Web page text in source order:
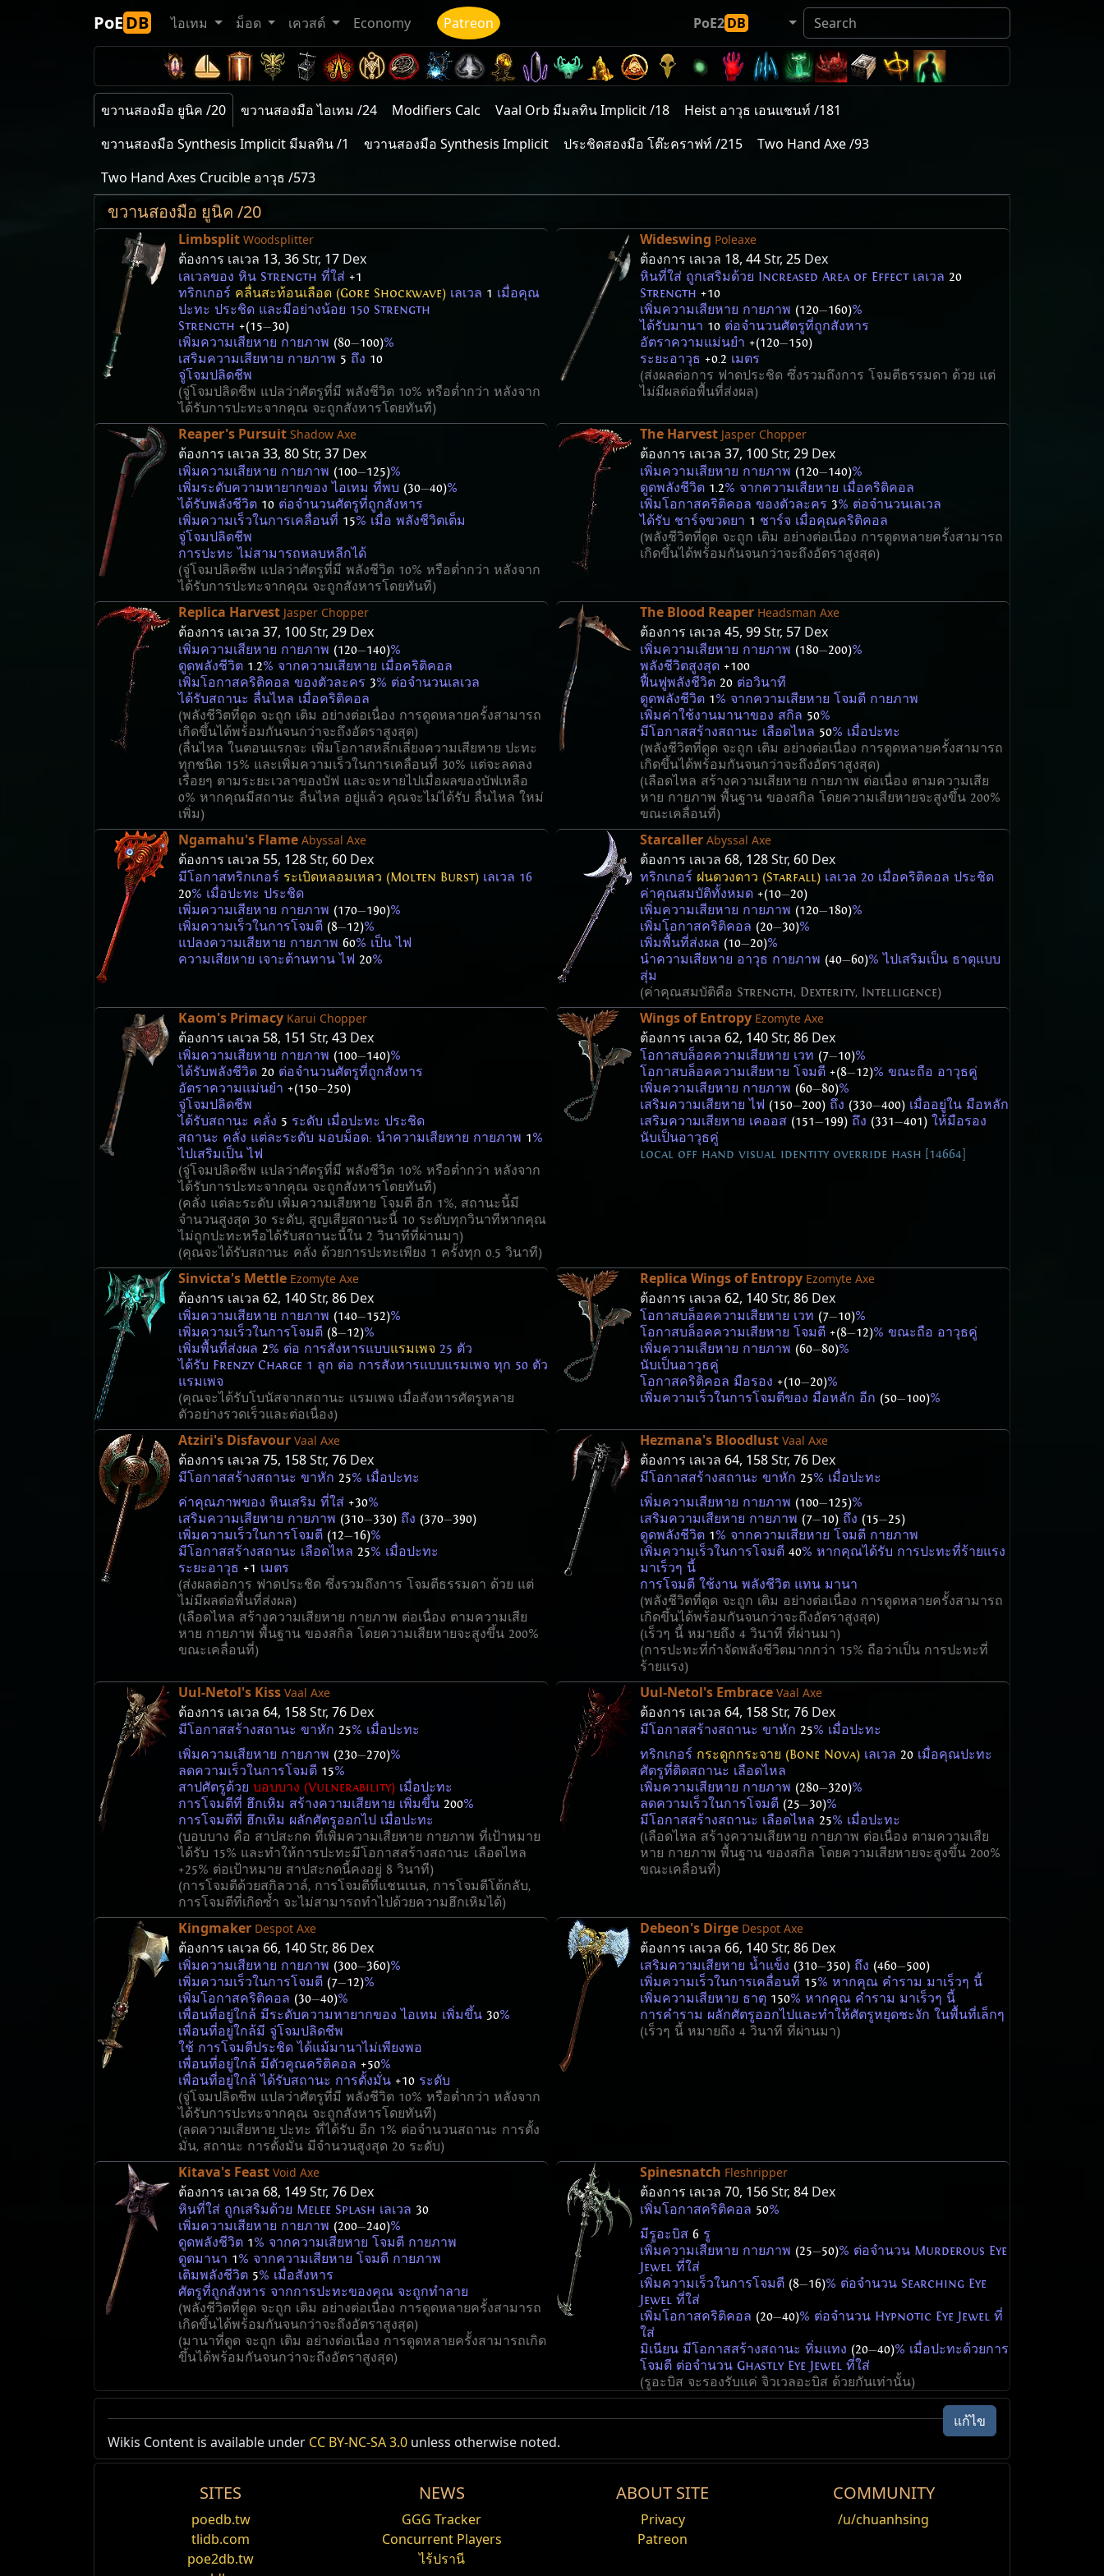
PoEDB ไอเทม ม็อด เควสต์ Economy Patreon PoE2DB
ขวานสองมือ ยูนิค /20 ขวานสองมือ ไอเทม /24 Modifiers Calc Vaal Orb มีมลทิน Implicit /18
Heist อาวุธ เอนแชนท์ /181
ขวานสองมือ Synthesis Implicit มีมลทิน /1
ขวานสองมือ Synthesis Implicit ประชิดสองมือ โต๊ะคราฟท์ /215
Two Hand Axe /93
Two Hand Axes Crucible อาวุธ /573
ขวานสองมือ ยูนิค /20
Limbsplit Woodsplitter
ต้องการ เลเวล 13, 36Str, 17 Dex
เลเวลของ หิน Strength ที่ใส่ +1
ทริกเกอร์ คลื่นสะท้อนเลือด (Gore Shockwave) เลเวล 1 เมื่อคุณ
ปะทะ ประชิด และมีอย่างน้อย 150 Strength
Strength +(15—30)
เพิ่มความเสียหาย กายภาพ (80—100)%
เสริมความเสียหาย กายภาพ 5 ถึง 10
จู่โจมปลิดชีพ
(จู่โจมปลิดชีพ แปลว่าศัตรูที่มี พลังชีวิต 10% หรือต่ำกว่า หลังจาก
ได้รับการปะทะจากคุณ จะถูกสังหารโดยทันที)
Wideswing Poleaxe
ต้องการ เลเวล 18, 44Str, 25 Dex
หินที่ใส่ ถูกเสริมด้วย Increased Area of Effect เลเวล 20
Strength +10
เพิ่มความเสียหาย กายภาพ (120—160)%
ได้รับมานา 10 ต่อจำนวนศัตรูที่ถูกสังหาร
อัตราความแม่นยำ +(120—150)
ระยะอาวุธ +0.2 เมตร
(ส่งผลต่อการ ฟาดประชิด ซึ่งรวมถึงการ โจมตีธรรมดา ด้วย แต่
ไม่มีผลต่อพื้นที่ส่งผล)
Reaper's Pursuit Shadow Axe
ต้องการ เลเวล 33, 80Str, 37 Dex
เพิ่มความเสียหาย กายภาพ (100—125)%
เพิ่มระดับความหายากของ ไอเทม ที่พบ (30—40)%
ได้รับพลังชีวิต 10 ต่อจำนวนศัตรูที่ถูกสังหาร
เพิ่มความเร็วในการเคลื่อนที่ 15% เมื่อ พลังชีวิตเต็ม
จู่โจมปลิดชีพ
การปะทะ ไม่สามารถหลบหลีกได้
(จู่โจมปลิดชีพ แปลว่าศัตรูที่มี พลังชีวิต 10% หรือต่ำกว่า หลังจาก
ได้รับการปะทะจากคุณ จะถูกสังหารโดยทันที)
The Harvest Jasper Chopper
ต้องการ เลเวล 37, 100Str, 29 Dex
เพิ่มความเสียหาย กายภาพ (120—140)%
ดูดพลังชีวิต 1.2% จากความเสียหาย เมื่อคริติคอล
เพิ่มโอกาสคริติคอล ของตัวละคร 3% ต่อจำนวนเลเวล
ได้รับ ชาร์จขวดยา 1 ชาร์จ เมื่อคุณคริติคอล
(พลังชีวิตที่ดูด จะถูก เติม อย่างต่อเนื่อง การดูดหลายครั้งสามารถ
เกิดขึ้นได้พร้อมกันจนกว่าจะถึงอัตราสูงสุด)
Replica Harvest Jasper Chopper
ต้องการ เลเวล 37, 100Str, 29 Dex
เพิ่มความเสียหาย กายภาพ (120—140)%
ดูดพลังชีวิต 1.2% จากความเสียหาย เมื่อคริติคอล
เพิ่มโอกาสคริติคอล ของตัวละคร 3% ต่อจำนวนเลเวล
ได้รับสถานะ ลื่นไหล เมื่อคริติคอล
(พลังชีวิตที่ดูด จะถูก เติม อย่างต่อเนื่อง การดูดหลายครั้งสามารถ
เกิดขึ้นได้พร้อมกันจนกว่าจะถึงอัตราสูงสุด)
(ลื่นไหล ในตอนแรกจะ เพิ่มโอกาสหลีกเลี่ยงความเสียหาย ปะทะ
ทุกชนิด 15% และเพิ่มความเร็วในการเคลื่อนที่ 30% แต่จะลดลง
เรื่อยๆ ตามระยะเวลาของบัฟ และจะหายไปเมื่อผลของบัฟเหลือ
0% หากคุณมีสถานะ ลื่นไหล อยู่แล้ว คุณจะไม่ได้รับ ลื่นไหล ใหม่
เพิ่ม)
The Blood Reaper Headsman Axe
ต้องการ เลเวล 45, 99Str, 57 Dex
เพิ่มความเสียหาย กายภาพ (180—200)%
พลังชีวิตสูงสุด +100
ฟื้นฟูพลังชีวิต 20 ต่อวินาที
ดูดพลังชีวิต 1% จากความเสียหาย โจมตี กายภาพ
เพิ่มค่าใช้งานมานาของ สกิล 50%
มีโอกาสสร้างสถานะ เลือดไหล 50% เมื่อปะทะ
(พลังชีวิตที่ดูด จะถูก เติม อย่างต่อเนื่อง การดูดหลายครั้งสามารถ
เกิดขึ้นได้พร้อมกันจนกว่าจะถึงอัตราสูงสุด)
(เลือดไหล สร้างความเสียหาย กายภาพ ต่อเนื่อง ตามความเสีย
หาย กายภาพ พื้นฐาน ของสกิล โดยความเสียหายจะสูงขึ้น 200%
ขณะเคลื่อนที่)
Ngamahu's Flame Abyssal Axe
ต้องการ เลเวล 55, 128Str, 60 Dex
มีโอกาสทริกเกอร์ ระเบิดหลอมเหลว (Molten Burst) เลเวล 16
20% เมื่อปะทะ ประชิด
เพิ่มความเสียหาย กายภาพ (170—190)%
เพิ่มความเร็วในการโจมตี (8—12)%
แปลงความเสียหาย กายภาพ 60% เป็น ไฟ
ความเสียหาย เจาะต้านทาน ไฟ 20%
Starcaller Abyssal Axe
ต้องการ เลเวล 68, 128Str, 60 Dex
ทริกเกอร์ ฝนดวงดาว (Starfall) เลเวล 20 เมื่อคริติคอล ประชิด
ค่าคุณสมบัติทั้งหมด +(10—20)
เพิ่มความเสียหาย กายภาพ (120—180)%
เพิ่มโอกาสคริติคอล (20—30)%
เพิ่มพื้นที่ส่งผล (10—20)%
นำความเสียหาย อาวุธ กายภาพ (40—60)% ไปเสริมเป็น ธาตุแบบ
สุ่ม
(ค่าคุณสมบัติคือ Strength, Dexterity, Intelligence)
Kaom's Primacy Karui Chopper
ต้องการ เลเวล 58, 151 Str, 43 Dex
เพิ่มความเสียหาย กายภาพ (100—140)%
ได้รับพลังชีวิต 20 ต่อจำนวนศัตรูที่ถูกสังหาร
อัตราความแม่นยำ +(150—250)
จู่โจมปลิดชีพ
ได้รับสถานะ คลั่ง 5 ระดับ เมื่อปะทะ ประชิด
สถานะ คลั่ง แต่ละระดับ มอบม็อด: นำความเสียหาย กายภาพ 1%
ไปเสริมเป็น ไฟ
(จู่โจมปลิดชีพ แปลว่าศัตรูที่มี พลังชีวิต 10% หรือต่ำกว่า หลังจาก
ได้รับการปะทะจากคุณ จะถูกสังหารโดยทันที)
(คลั่ง แต่ละระดับ เพิ่มความเสียหาย โจมตี อีก 1%, สถานะนี้มี
จำนวนสูงสุด 30 ระดับ, สูญเสียสถานะนี้ 10 ระดับทุกวินาทีหากคุณ
ไม่ถูกปะทะหรือได้รับสถานะนี้ใน 2 วินาทีที่ผ่านมา)
(คุณจะได้รับสถานะ คลั่ง ด้วยการปะทะเพียง 1 ครั้งทุก 0.5 วินาที)
Wings of Entropy Ezomyte Axe
ต้องการ เลเวล 62, 140Str, 86 Dex
โอกาสบล็อคความเสียหาย เวท (7—10)%
โอกาสบล็อคความเสียหาย โจมตี +(8—12)% ขณะถือ อาวุธคู่
เพิ่มความเสียหาย กายภาพ (60—80)%
เสริมความเสียหาย ไฟ (150—200) ถึง (330—400) เมื่ออยู่ใน มือหลัก
เสริมความเสียหาย เคออส (151—199) ถึง (331—401) ให้มือรอง
นับเป็นอาวุธคู่
local off hand visual identity override hash [14664]
Sinvicta's Mettle Ezomyte Axe
ต้องการ เลเวล 62, 140Str, 86 Dex
เพิ่มความเสียหาย กายภาพ (140—152)%
เพิ่มความเร็วในการโจมตี (8—12)%
เพิ่มพื้นที่ส่งผล 2% ต่อ การสังหารแบบแรมเพจ 25 ตัว
ได้รับ Frenzy Charge 1 ลูก ต่อ การสังหารแบบแรมเพจ ทุก 50 ตัว
แรมเพจ
(คุณจะได้รับโบนัสจากสถานะ แรมเพจ เมื่อสังหารศัตรูหลาย
ตัวอย่างรวดเร็วและต่อเนื่อง)
Replica Wings of Entropy Ezomyte Axe
ต้องการ เลเวล 62, 140Str, 86 Dex
โอกาสบล็อคความเสียหาย เวท (7—10)%
โอกาสบล็อคความเสียหาย โจมตี +(8—12)% ขณะถือ อาวุธคู่
เพิ่มความเสียหาย กายภาพ (60—80)%
นับเป็นอาวุธคู่
โอกาสคริติคอล มือรอง +(10—20)%
เพิ่มความเร็วในการโจมตีของ มือหลัก อีก (50—100)%
Atziri's Disfavour Vaal Axe
ต้องการ เลเวล 75, 158Str, 76 Dex
มีโอกาสสร้างสถานะ ขาหัก 25% เมื่อปะทะ
ค่าคุณภาพของ หินเสริม ที่ใส่ +30%
เสริมความเสียหาย กายภาพ (310—330) ถึง (370—390)
เพิ่มความเร็วในการโจมตี (12—16)%
มีโอกาสสร้างสถานะ เลือดไหล 25% เมื่อปะทะ
ระยะอาวุธ +1 เมตร
(ส่งผลต่อการ ฟาดประชิด ซึ่งรวมถึงการ โจมตีธรรมดา ด้วย แต่
ไม่มีผลต่อพื้นที่ส่งผล)
(เลือดไหล สร้างความเสียหาย กายภาพ ต่อเนื่อง ตามความเสีย
หาย กายภาพ พื้นฐาน ของสกิล โดยความเสียหายจะสูงขึ้น 200%
ขณะเคลื่อนที่)
Hezmana's Bloodlust Vaal Axe
ต้องการ เลเวล 64, 158Str, 76 Dex
มีโอกาสสร้างสถานะ ขาหัก 25% เมื่อปะทะ
เพิ่มความเสียหาย กายภาพ (100—125)%
เสริมความเสียหาย กายภาพ (7—10) ถึง (15—25)
ดูดพลังชีวิต 1% จากความเสียหาย โจมตี กายภาพ
เพิ่มความเร็วในการโจมตี 40% หากคุณได้รับ การปะทะที่ร้ายแรง
มาเร็วๆ นี้
การโจมตี ใช้งาน พลังชีวิต แทน มานา
(พลังชีวิตที่ดูด จะถูก เติม อย่างต่อเนื่อง การดูดหลายครั้งสามารถ
เกิดขึ้นได้พร้อมกันจนกว่าจะถึงอัตราสูงสุด)
(เร็วๆ นี้ หมายถึง 4 วินาที ที่ผ่านมา)
(การปะทะที่กำจัดพลังชีวิตมากกว่า 15% ถือว่าเป็น การปะทะที่
ร้ายแรง)
Uul-Netol's Kiss Vaal Axe
ต้องการ เลเวล 64, 158Str, 76 Dex
มีโอกาสสร้างสถานะ ขาหัก 25% เมื่อปะทะ
เพิ่มความเสียหาย กายภาพ (230—270)%
ลดความเร็วในการโจมตี 15%
สาปศัตรูด้วย บอบบาง (Vulnerability) เมื่อปะทะ
การโจมตีที่ ฮึกเหิม สร้างความเสียหาย เพิ่มขึ้น 200%
การโจมตีที่ ฮึกเหิม ผลักศัตรูออกไป เมื่อปะทะ
(บอบบาง คือ สาปสะกด ที่เพิ่มความเสียหาย กายภาพ ที่เป้าหมาย
ได้รับ 15% และทำให้การปะทะมีโอกาสสร้างสถานะ เลือดไหล
+25% ต่อเป้าหมาย สาปสะกดนี้คงอยู่ 8 วินาที)
(การโจมตีด้วยสกิลวาล์, การโจมตีที่แชนเนล, การโจมตีโต้กลับ,
การโจมตีที่เกิดซ้ำ จะไม่สามารถทำไปด้วยความฮึกเหิมได้)
Uul-Netol's Embrace Vaal Axe
ต้องการ เลเวล 64, 158Str, 76 Dex
มีโอกาสสร้างสถานะ ขาหัก 25% เมื่อปะทะ
ทริกเกอร์ กระดูกกระจาย (Bone Nova) เลเวล 20 เมื่อคุณปะทะ
ศัตรูที่ติดสถานะ เลือดไหล
เพิ่มความเสียหาย กายภาพ (280—320)%
ลดความเร็วในการโจมตี (25—30)%
มีโอกาสสร้างสถานะ เลือดไหล 25% เมื่อปะทะ
(เลือดไหล สร้างความเสียหาย กายภาพ ต่อเนื่อง ตามความเสีย
หาย กายภาพ พื้นฐาน ของสกิล โดยความเสียหายจะสูงขึ้น 200%
ขณะเคลื่อนที่)
Kingmaker Despot Axe
ต้องการ เลเวล 66, 140Str, 86 Dex
เพิ่มความเสียหาย กายภาพ (300—360)%
เพิ่มความเร็วในการโจมตี (7—12)%
เพิ่มโอกาสคริติคอล (30—40)%
เพื่อนที่อยู่ใกล้ มีระดับความหายากของ ไอเทม เพิ่มขึ้น 30%
เพื่อนที่อยู่ใกล้มี จู่โจมปลิดชีพ
ใช้ การโจมตีประชิด ได้แม้มานาไม่เพียงพอ
เพื่อนที่อยู่ใกล้ มีตัวคูณคริติคอล +50%
เพื่อนที่อยู่ใกล้ ได้รับสถานะ การตั้งมั่น +10 ระดับ
(จู่โจมปลิดชีพ แปลว่าศัตรูที่มี พลังชีวิต 10% หรือต่ำกว่า หลังจาก
ได้รับการปะทะจากคุณ จะถูกสังหารโดยทันที)
(ลดความเสียหาย ปะทะ ที่ได้รับ อีก 1% ต่อจำนวนสถานะ การตั้ง
มั่น, สถานะ การตั้งมั่น มีจำนวนสูงสุด 20 ระดับ)
Debeon's Dirge Despot Axe
ต้องการ เลเวล 66, 140Str, 86 Dex
เสริมความเสียหาย น้ำแข็ง (310—350) ถึง (460—500)
เพิ่มความเร็วในการเคลื่อนที่ 15% หากคุณ คำราม มาเร็วๆ นี้
เพิ่มความเสียหาย ธาตุ 150% หากคุณ คำราม มาเร็วๆ นี้
การคำราม ผลักศัตรูออกไปและทำให้ศัตรูหยุดชะงัก ในพื้นที่เล็กๆ
(เร็วๆ นี้ หมายถึง 4 วินาที ที่ผ่านมา)
Kitava's Feast Void Axe
ต้องการ เลเวล 68, 149Str, 76 Dex
หินที่ใส่ ถูกเสริมด้วย Melee Splash เลเวล 30
เพิ่มความเสียหาย กายภาพ (200—240)%
ดูดพลังชีวิต 1% จากความเสียหาย โจมตี กายภาพ
ดูดมานา 1% จากความเสียหาย โจมตี กายภาพ
เติมพลังชีวิต 5% เมื่อสังหาร
ศัตรูที่ถูกสังหาร จากการปะทะของคุณ จะถูกทำลาย
(พลังชีวิตที่ดูด จะถูก เติม อย่างต่อเนื่อง การดูดหลายครั้งสามารถ
เกิดขึ้นได้พร้อมกันจนกว่าจะถึงอัตราสูงสุด)
(มานาที่ดูด จะถูก เติม อย่างต่อเนื่อง การดูดหลายครั้งสามารถเกิด
ขึ้นได้พร้อมกันจนกว่าจะถึงอัตราสูงสุด)
Spinesnatch Fleshripper
ต้องการ เลเวล 70, 156Str, 84 Dex
เพิ่มโอกาสคริติคอล 50%
มีรูอะบิส 6 รู
เพิ่มความเสียหาย กายภาพ (25—50)% ต่อจำนวน Murderous Eye
Jewel ที่ใส่
เพิ่มความเร็วในการโจมตี (8—16)% ต่อจำนวน Searching Eye
Jewel ที่ใส่
เพิ่มโอกาสคริติคอล (20—40)% ต่อจำนวน Hypnotic Eye Jewel ที่
ใส่
มิเนียน มีโอกาสสร้างสถานะ ทิ่มแทง (20—40)% เมื่อปะทะด้วยการ
โจมตี ต่อจำนวน Ghastly Eye Jewel ที่ใส่
(รูอะบิส จะรองรับแค่ จิวเวลอะบิส ด้วยกันเท่านั้น)
Stone Axe
โอกาสคริติคอล:
จำนวนครั้งการโจมตีต่อวินาที:
ระยะของอาวุธ:
Jade Chopper
โอกาสคริติคอล:
จำนวนครั้งการโจมตีต่อวินาที:
Crafting Project
เลเวลไอเทม
Vaal Orb มีมลทิน Implicit /18
1 1 1000
มีโอกาสสร้างสถานะ เลือดไหล #% เมื่อปะทะ
เพิ่มความเสียหาย โจมตี#% ต่อศัตรูที่ติดสถานะ เลือดไหล
เพิ่มพื้นที่ส่งผล # %
ความเสียหาย กายภาพ
เสริมความเสียหาย กายภาพ
เพิ่มความเร็วในการโจมตี
เพิ่มความเสียหาย กายภาพ
เอนแชนท์ Physical Modifier Effect
เพิ่มจำนวนค่าของ ม็อดหลัก กายภาพ
Item Classes
Mods
เพิ่มความเสียหายด้วย สกิลวาล์
37 48 0
ดูดพลังชีวิต #% จากความเสียหาย โจมตี กายภาพ
ค่าต้านทาน เคออส+#%
เพิ่มโอกาสคริติคอล เวท
ตัวคูณคริติคอล ของตัวละคร
ลดความยากในการติดสถานะ สตัน ของศัตรู
#%
เพิ่มความเสียหาย กายภาพ ของตัวละคร
Jeweller's Orb
Jeweller's Orb
กายภาพ ทุบ พื้นที่ ฟาด สายฟ้า สุ่มธาตุ
เดินทาง โจมตี โต้กลับ ไฟ
ชื่อ
เสริมความเสียหาย กายภาพ
ลดความเร็วในการโจมตี
เสริมความเสียหาย กายภาพ
แก้ไข
Wikis Content is available under CC BY-NC-SA 3.0 unless otherwise noted.
SITES
poedb.tw
tlidb.com
poe2db.tw
NEWS
GGG Tracker
Concurrent Players
ไร้ปรานี
ABOUT SITE
Privacy
Patreon
COMMUNITY
/u/chuanhsing